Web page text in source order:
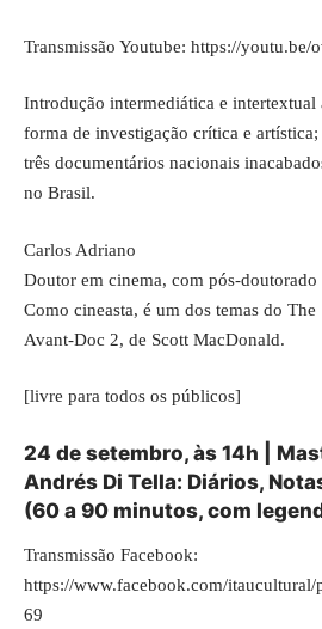
Transmissão Youtube: https://youtu.be/
Introdução intermediática e intertextual
forma de investigação crítica e
três documentários nacionais
no Brasil.
Carlos Adriano
Doutor em cinema, com pós-doutorado
Como cineasta, é um dos temas do
Avant-Doc 2, de Scott MacDonald.
[livre para todos os públicos]
24 de setembro, às 14h |
Andrés Di Tella: Diários,
(60 a 90 minutos, com
Transmissão Facebook:
https://www.facebook.com/itaucultural/
69